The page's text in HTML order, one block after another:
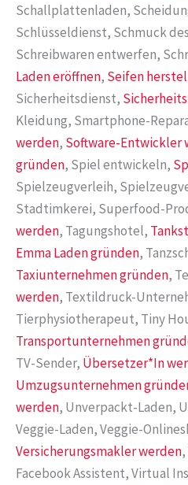
Schallplattenladen,
Schlüsseldienst, Schmuck
Schreibwaren entwerfen,
Laden eröffnen, Seifen
Sicherheitsdienst,
Kleidung, Smartphone-
werden, Software-Entwickler
gründen, Spiel entwickeln,
Spielzeugverleih,
Stadtimkerei, Superfood-
werden, Tagungshotel,
Emma Laden gründen,
Taxiunternehmen gründen,
werden, Textildruck-
Tierphysiotherapeut, Tiny
Transportunternehmen
TV-Sender, Übersetzer*In
Umzugsunternehmen
werden, Unverpackt-Laden,
Veggie-Laden, Veggie-
Versicherungsmakler werden
Facebook Assistent, Virtual